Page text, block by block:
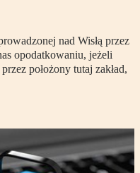
nad Wisłą przez
opodatkowaniu, jeżeli
położony tutaj zakład,